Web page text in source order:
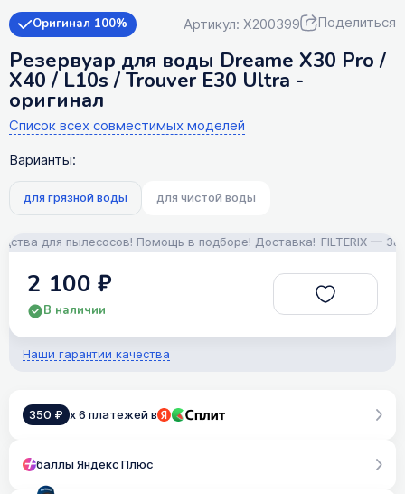
Оригинал 100% Артикул: X200399 Поделиться
Резервуар для воды Dreame X30 Pro /
X40 / L10s / Trouver E30 Ultra -
оригинал
Список всех совместимых моделей
Варианты:
для грязной воды для чистой воды
для пылесосов! Помощь в подборе! Доставка! FILTERIX —
2 100 ₽
В наличии
Наши гарантии качества
350 ₽ x 6 платежей в
баллы Яндекс Плюс